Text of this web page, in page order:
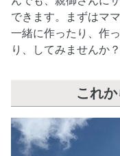
できます。まずはマ
一緒に作ったり、作
り、してみませんか
これ